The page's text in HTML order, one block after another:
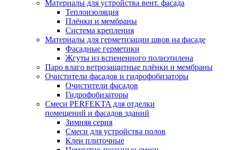
Материалы для устройства вент. фасада
Теплоизоляция
Плёнки и мембраны
Система крепления
Материалы для герметизации швов на фасаде
Фасадные герметики
Жгуты из вспененного полиэтилена
Паро влаго ветрозащитные плёнки и мембраны
Очистители фасадов и гидрофобизаторы
Очистители фасадов
Гидрофобизаторы
Смеси PERFEKTA для отделки
помещений и фасадов зданий
Зимняя серия
Смеси для устройства полов
Клеи плиточные